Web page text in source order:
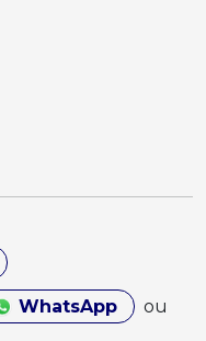
WhatsApp
ou